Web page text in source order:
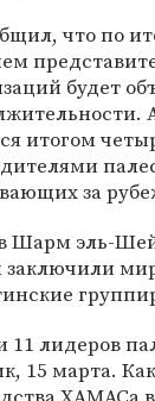
что по
будет
итогом
за
Шарм эль-
11 лидеров
15 марта.